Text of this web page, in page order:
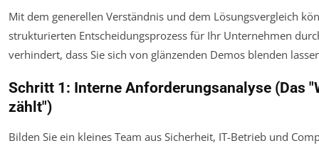
Mit dem generellen Verständnis und dem Lösungsvergleich
strukturierten Entscheidungsprozess für Ihr Unternehmen
verhindert, dass Sie sich von glänzenden Demos blenden
Schritt 1: Interne Anforderungsanalyse (Das
zählt")
Bilden Sie ein kleines Team aus Sicherheit, IT-Betrieb und